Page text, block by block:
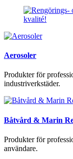
Aerosoler
Produkter för
industriverkstäder.
Båtvård & Marin
Produkter för
användare.